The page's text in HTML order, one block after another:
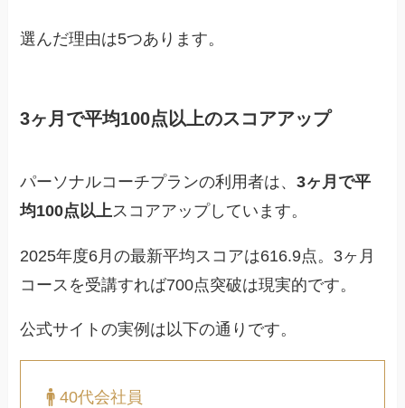
選んだ理由は5つあります。
3ヶ月で平均100点以上のスコアアップ
パーソナルコーチプランの利用者は、3ヶ月で平
均100点以上 スコアアップしています。
2025年度6月の最新平均スコアは616.9点。3ヶ月
コースを受講すれば700点突破は現実的です。
公式サイトの実例は以下の通りです。
40代会社員